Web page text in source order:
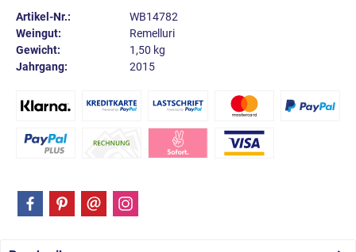
Artikel-Nr.:
WB14782
Weingut:
Remelluri
Gewicht:
1,50 kg
Jahrgang:
2015